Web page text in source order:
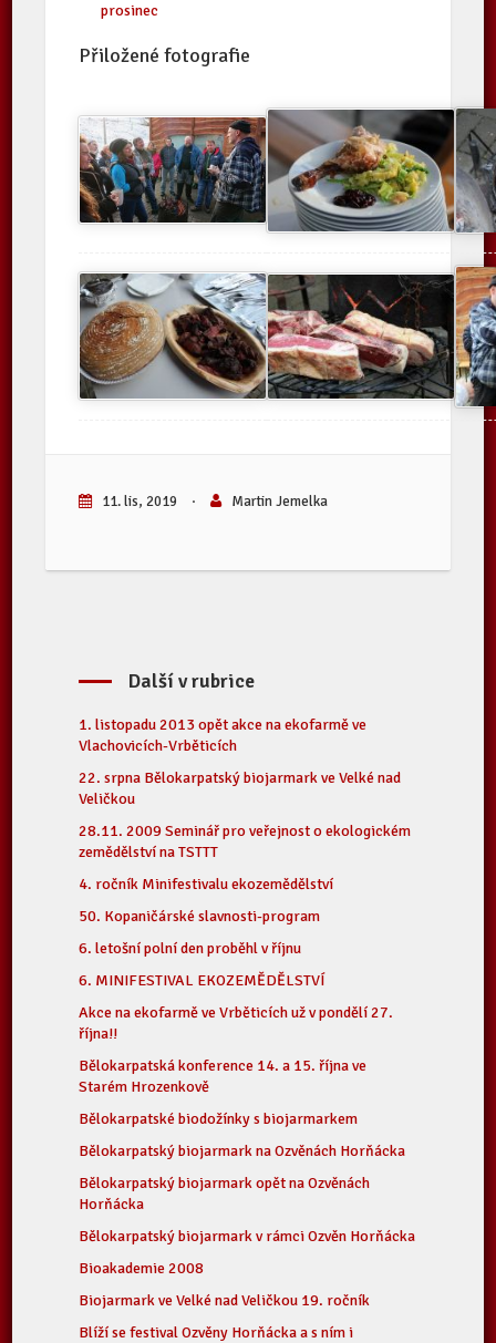
prosinec
Přiložené fotografie
11. lis, 2019 · Martin Jemelka
Další v rubrice
1. listopadu 2013 opět akce na ekofarmě ve
Vlachovicích-Vrběticích
22. srpna Bělokarpatský biojarmark ve Velké nad
Veličkou
28.11. 2009 Seminář pro veřejnost o ekologickém
zemědělství na TSTTT
4. ročník Minifestivalu ekozemědělství
50. Kopaničárské slavnosti-program
6. letošní polní den proběhl v říjnu
6. MINIFESTIVAL EKOZEMĚDĚLSTVÍ
Akce na ekofarmě ve Vrběticích už v pondělí 27.
října!!
Bělokarpatská konference 14. a 15. října ve
Starém Hrozenkově
Bělokarpatské biodožínky s biojarmarkem
Bělokarpatský biojarmark na Ozvěnách Horňácka
Bělokarpatský biojarmark opět na Ozvěnách
Horňácka
Bělokarpatský biojarmark v rámci Ozvěn Horňácka
Bioakademie 2008
Biojarmark ve Velké nad Veličkou 19. ročník
Blíží se festival Ozvěny Horňácka a s ním i